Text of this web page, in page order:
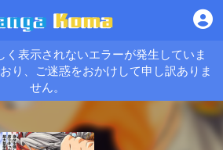
く表示されないエラーが発生していま
り、ご迷惑をおかけして申し訳ありま
せん。